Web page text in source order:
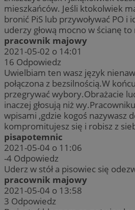
mieszkańców. Jeśli ktokolwiek
bronić PiS lub przywoływać PO i
uderzy głową mocno w ścianę
pracownik majowy
2021-05-02 o 14:01
16 Odpowiedz
Uwielbiam ten wasz język
połączona z bezsilnością.W
przegrywać wybory.Obrażacie
inaczej głosują niż
wpisami ,gdzie kogoś nazywasz
kompromitujesz się i robisz z
pisapotemnic
2021-05-04 o 11:06
-4 Odpowiedz
Uderz w stół a pisowiec się
pracownik majowy
2021-05-04 o 13:58
3 Odpowiedz